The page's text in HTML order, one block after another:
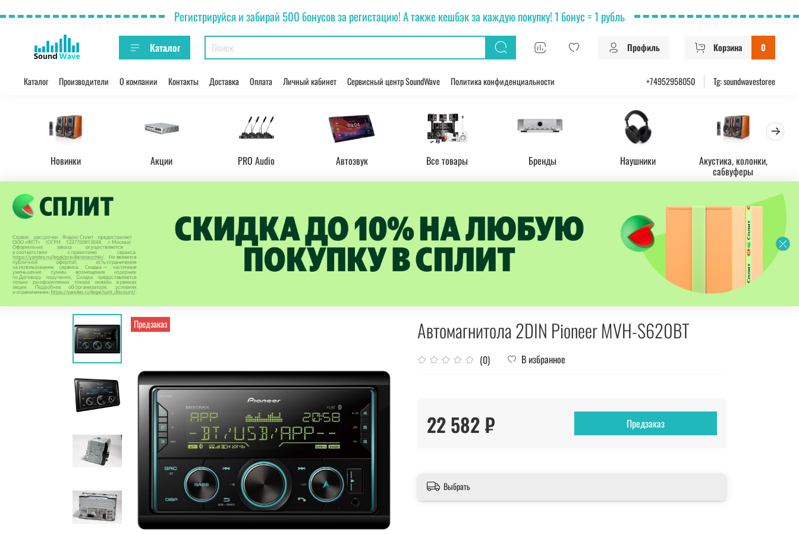
Регистрируйся и забирай 500 бонусов за регистацию! А также кешбэк за каждую покупку! 1 бонус = 1 рубль
Каталог Профиль Корзина 0
Каталог Производители О компании Контакты Доставка Оплата Личный кабинет Сервисный центр SoundWave Политика конфиденциальности +74952958050 Tg: soundwavestoree
Новинки Акции PRO Audio Автозвук Все товары Бренды Наушники Акустика, колонки,
сабвуферы
Предзаказ Автомагнитола 2DIN Pioneer MVH-S620BT
(0) В избранное
22 582 ₽ Предзаказ
Выбрать